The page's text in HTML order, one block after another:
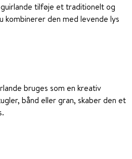
guirlande tilføje et traditionelt og
kombinerer den med levende lys
bruges som en kreativ
bånd eller gran, skaber den et